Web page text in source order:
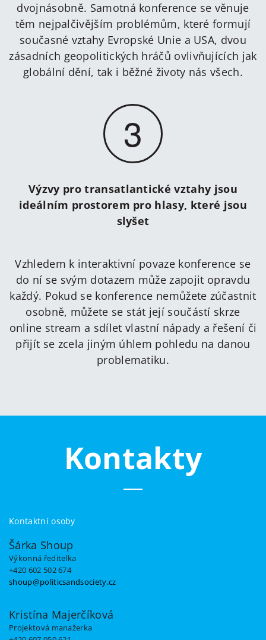
dvojnásobně. Samotná konference se věnuje
těm nejpalčivějším problémům, které formují
současné vztahy Evropské Unie a USA, dvou
zásadních geopolitických hráčů ovlivňujících jak
globální dění, tak i běžné životy nás všech.
3
Výzvy pro transatlantické vztahy jsou
ideálním prostorem pro hlasy, které jsou
slyšet
Vzhledem k interaktivní povaze konference se
do ní se svým dotazem může zapojit opravdu
každý. Pokud se konference nemůžete zúčastnit
osobně, můžete se stát její součástí skrze
online stream a sdílet vlastní nápady a řešení či
přijít se zcela jiným úhlem pohledu na danou
problematiku.
Kontakty
Kontaktní osoby
Šárka Shoup
Výkonná ředitelka
+420 602 502 674
shoup@politicsandsociety.cz
Kristína Majerčíková
Projektová manažerka